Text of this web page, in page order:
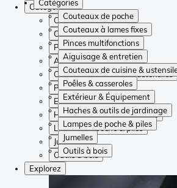
Catégories
Couteaux de poche
Couteaux à lames fixes
Pinces multifonctions
Aiguisage & entretien
Couteaux de cuisine &
Poêles & casseroles
Extérieur & Équipement
Haches & outils de jardinage
Lampes de poche & piles
Jumelles
Outils à bois
Catégories
Couteaux de poche
Couteaux à lames fixes
Pinces multifonctions
Aiguisage & entretien
Couteaux de cuisine & ustensiles
Poêles & casseroles
Extérieur & Équipement
Haches & outils de jardinage
Lampes de poche & piles
Jumelles
Outils à bois
Explorez